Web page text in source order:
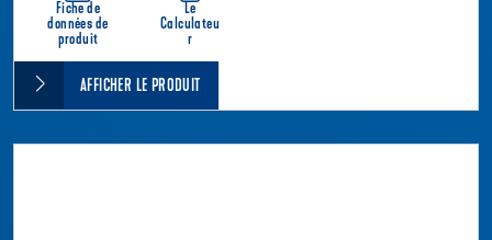
Fiche de
données de
produit
Le
Calculateu
r
AFFICHER LE PRODUIT